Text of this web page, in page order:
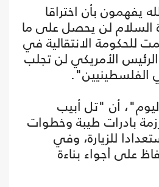
يفهمون بأن اختراقا
لن يحصل على ما
للحكومة الانتقالية في
الرئيس الأمريكي لن تجلب
أن "تل أبيب
بادرات طيبة وخطوات
للزيارة، وفي
على أجواء بناءة